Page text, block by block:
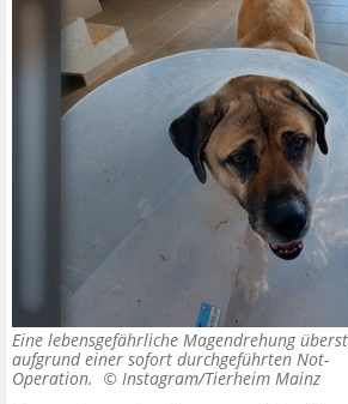
Eine lebensgefährliche Magendrehung
aufgrund einer sofort durchgeführten Not-
Operation. © Instagram/Tierheim Mainz